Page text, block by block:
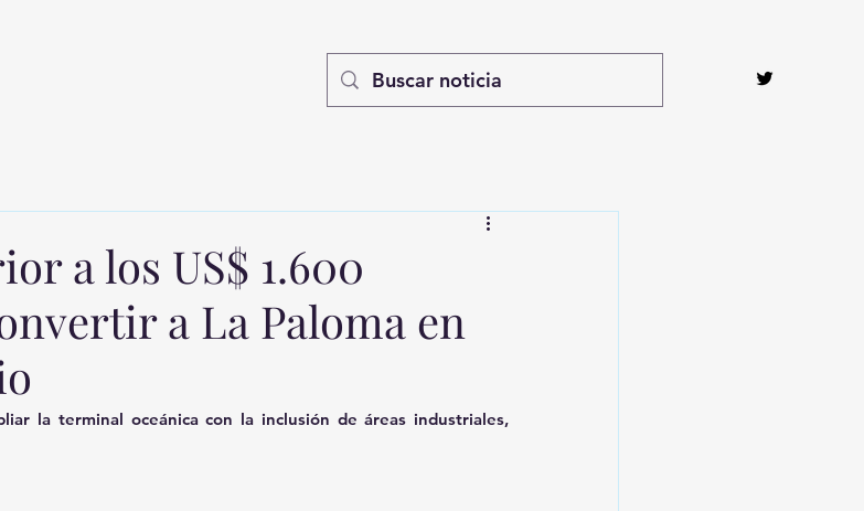
a los US$ 1.600
a La Paloma en
la terminal oceánica con la inclusión de áreas industriales,